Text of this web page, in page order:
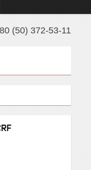
(50) 372-53-11